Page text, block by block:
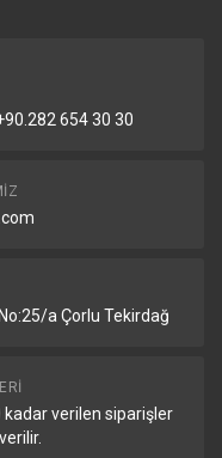
654 30 30
a Çorlu Tekirdağ
kadar verilen siparişler